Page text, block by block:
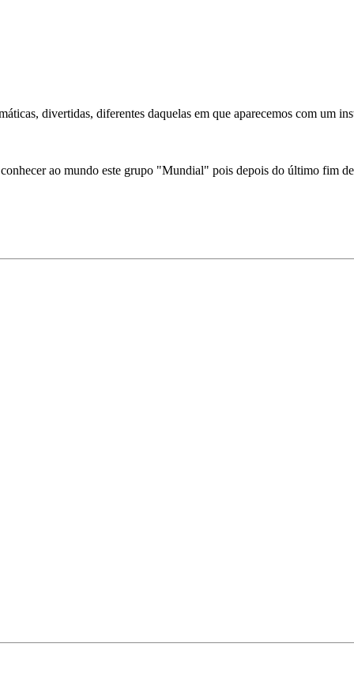
divertidas, diferentes daquelas em que aparecemos com um
ao mundo este grupo "Mundial" pois depois do último fim